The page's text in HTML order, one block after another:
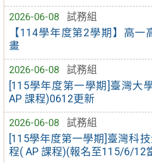
2026-06-08
試務組
【114學年度第2學期】高
畫
2026-06-08
試務組
[115學年度第一學期]臺灣大
AP 課程)0612更新
2026-06-08
試務組
[115學年度第一學期]臺灣科
程( AP 課程)(報名至115/6/12